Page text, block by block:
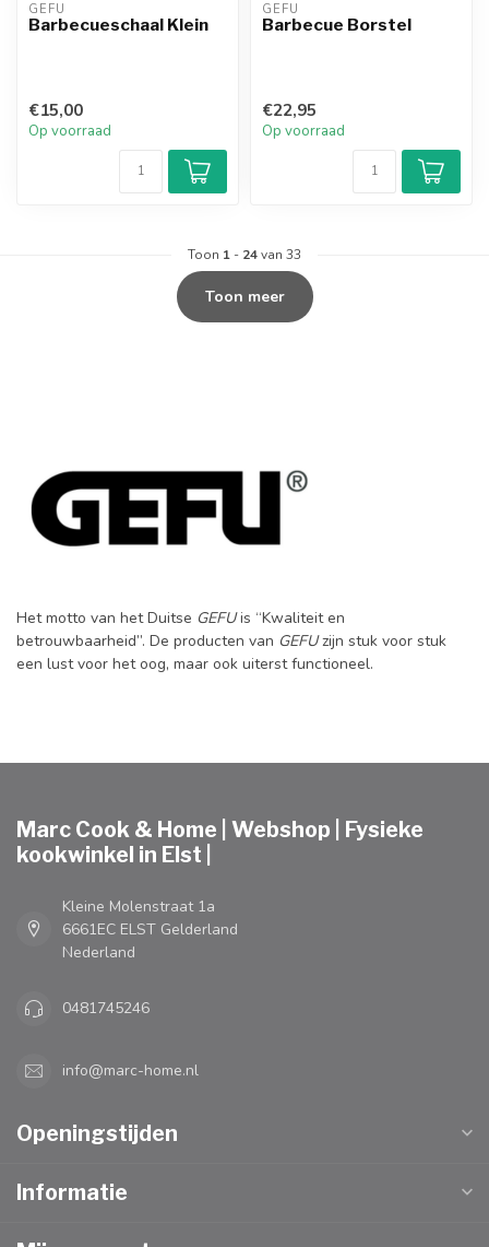
GEFU
Barbecueschaal Klein
€15,00
Op voorraad
GEFU
Barbecue Borstel
€22,95
Op voorraad
Toon 1 - 24van 33
Toon meer
Het motto van het Duitse GEFUis “Kwaliteit en
betrouwbaarheid”. De producten van GEFUzijn stuk voor stuk
een lust voor het oog, maar ook uiterst functioneel.
Marc Cook & Home | Webshop | Fysieke
kookwinkel in Elst |
Kleine Molenstraat 1a
6661EC ELST Gelderland
Nederland
0481745246
info@marc-home.nl
Openingstijden
Informatie